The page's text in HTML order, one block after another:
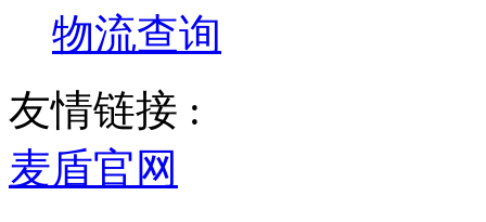
物流查询
友情链接 :
麦盾官网